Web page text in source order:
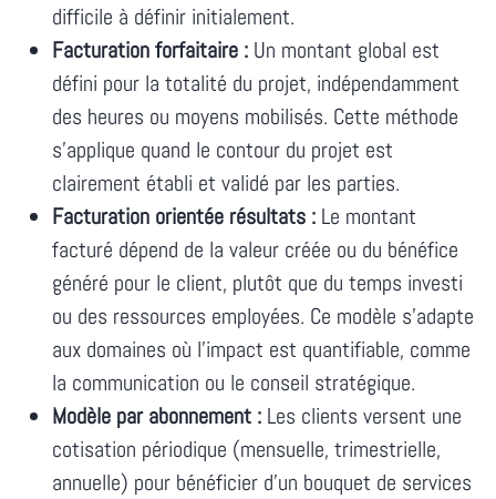
difficile à définir initialement.
Facturation forfaitaire : Un montant global est
défini pour la totalité du projet, indépendamment
des heures ou moyens mobilisés. Cette méthode
s'applique quand le contour du projet est
clairement établi et validé par les parties.
Facturation orientée résultats : Le montant
facturé dépend de la valeur créée ou du bénéfice
généré pour le client, plutôt que du temps investi
ou des ressources employées. Ce modèle s'adapte
aux domaines où l'impact est quantifiable, comme
la communication ou le conseil stratégique.
Modèle par abonnement : Les clients versent une
cotisation périodique (mensuelle, trimestrielle,
annuelle) pour bénéficier d'un bouquet de services